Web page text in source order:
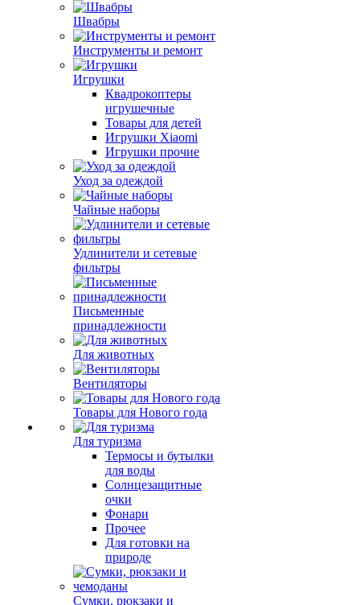
Швабры
Инструменты и ремонт
Игрушки
Квадрокоптеры
игрушечные
Товары для детей
Игрушки Xiaomi
Игрушки прочие
Уход за одеждой
Чайные наборы
Удлинители и сетевые
фильтры
Письменные
принадлежности
Для животных
Вентиляторы
Товары для Нового года
Для туризма
Термосы и бутылки
для воды
Солнцезащитные
очки
Фонари
Прочее
Для готовки на
природе
Сумки, рюкзаки и